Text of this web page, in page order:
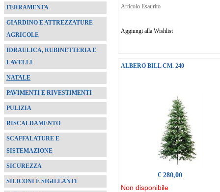
FERRAMENTA
GIARDINO E ATTREZZATURE
AGRICOLE
IDRAULICA, RUBINETTERIA E
LAVELLI
NATALE
PAVIMENTI E RIVESTIMENTI
PULIZIA
RISCALDAMENTO
SCAFFALATURE E
SISTEMAZIONE
SICUREZZA
SILICONI E SIGILLANTI
Articolo Esaurito
Aggiungi alla Wishlist
ALBERO BILL CM. 240
€ 280,00
Non disponibile